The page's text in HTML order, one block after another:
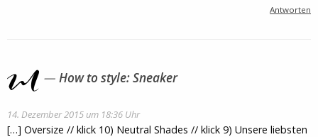
Antworten
How to style: Sneaker
14. Dezember 2015 um 18:36 Uhr
[…] Oversize // klick 10) Neutral Shades // klick 9) Unsere liebsten